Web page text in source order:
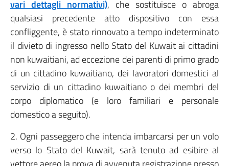
vari dettagli normativi), che sostituisce o abroga
qualsiasi precedente atto dispositivo con essa
confliggente, è stato rinnovato a tempo indeterminato
il divieto di ingresso nello Stato del Kuwait ai cittadini
non kuwaitiani, ad eccezione dei parenti di primo grado
di un cittadino kuwaitiano, dei lavoratori domestici al
servizio di un cittadino kuwaitiano o dei membri del
corpo diplomatico (e loro familiari e personale
domestico a seguito).
2. Ogni passeggero che intenda imbarcarsi per un volo
verso lo Stato del Kuwait, sarà tenuto ad esibire al